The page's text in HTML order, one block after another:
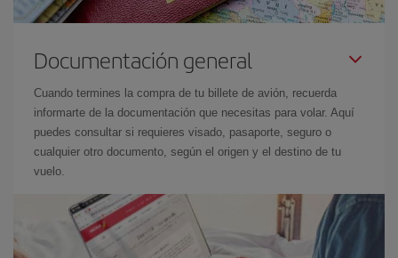
Documentación general
Cuando termines la compra de tu billete de avión, recuerda
informarte de la documentación que necesitas para volar. Aquí
puedes consultar si requieres visado, pasaporte, seguro o
cualquier otro documento, según el origen y el destino de tu
vuelo.